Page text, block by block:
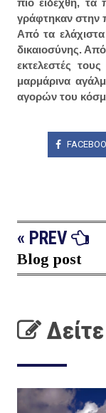
πιο ειδεχθή,
γράφτηκαν στην
Από τα
δικαιοσύνης. Από
εκτελεστές
μαρμάρινα
αγορών του
« PREV
Blog post